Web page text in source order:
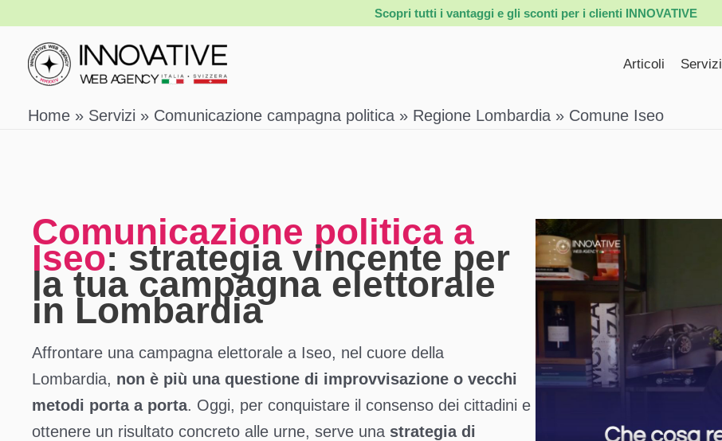
contenuto
Scopri tutti i vantaggi e gli sconti per i clienti INNOVATIVE
Articoli Servizi
Home Servizi Comunicazione campagna politica Regione Lombardia Comune Iseo
Comunicazione politica a
Iseo: strategia vincente per
la tua campagna elettorale
in Lombardia
Affrontare una campagna elettorale a Iseo, nel cuore della
Lombardia, non è più una questione di improvvisazione o vecchi
metodi porta a porta. Oggi, per conquistare il consenso dei cittadini e
ottenere un risultato concreto alle urne, serve una strategia di